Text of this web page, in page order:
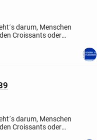
darum, Menschen
Croissants oder
darum, Menschen
Croissants oder